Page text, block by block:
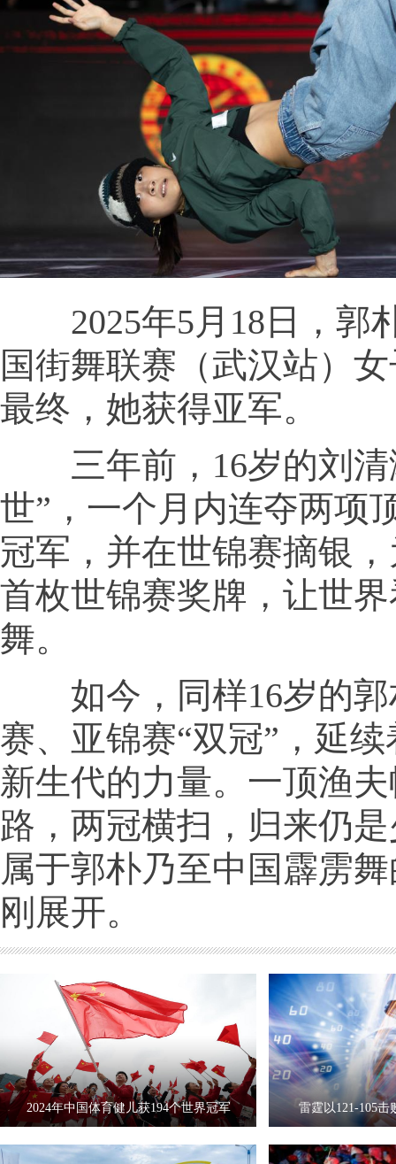
2025年5月18日，郭
国街舞联赛（武汉站）
最终，她获得亚军。
三年前，16岁的刘清
世”，一个月内连夺两项
冠军，并在世锦赛摘银
首枚世锦赛奖牌，让世
舞。
如今，同样16岁的郭
赛、亚锦赛“双冠”，延
新生代的力量。一顶渔
路，两冠横扫，归来仍
属于郭朴乃至中国霹雳
刚展开。
2024年中国体育健儿获194个世界冠军 雷霆以121-105击